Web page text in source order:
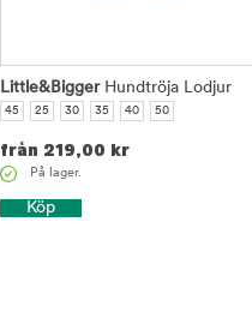
Little&BiggerHundtröja Lodjur
45 25 30 35 40 50
från 219,00 kr
På lager.
Köp